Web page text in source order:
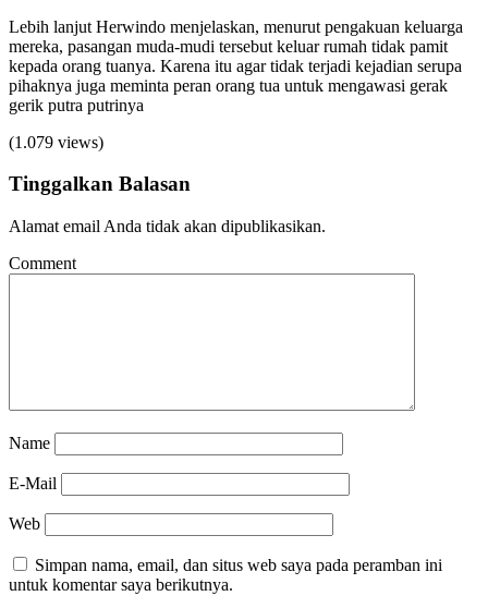
Lebih lanjut Herwindo menjelaskan, menurut pengakuan keluarga
mereka, pasangan muda-mudi tersebut keluar rumah tidak pamit
kepada orang tuanya. Karena itu agar tidak terjadi kejadian serupa
pihaknya juga meminta peran orang tua untuk mengawasi gerak
gerik putra putrinya
(1.079 views)
Tinggalkan Balasan
Alamat email Anda tidak akan dipublikasikan.
Comment
Name
E-Mail
Web
Simpan nama, email, dan situs web saya pada peramban ini
untuk komentar saya berikutnya.